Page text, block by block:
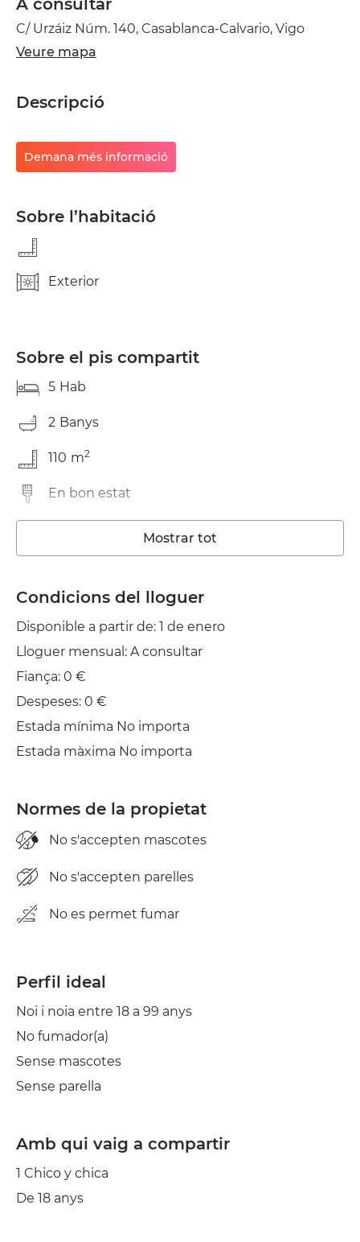
A consultar
C/ Urzáiz Núm. 140, Casablanca-Calvario, Vigo
Veure mapa
Descripció
Demana més informació
Sobre l’habitació
Exterior
Sobre el pis compartit
5 Hab
2 Banys
110 m2
En bon estat
Wifi
Planxa
Mostrar tot
Condicions del lloguer
Disponible a partir de: 1 de enero
Lloguer mensual: A consultar
Fiança: 0 €
Despeses: 0 €
Estada mínima No importa
Estada màxima No importa
Normes de la propietat
No s'accepten mascotes
No s'accepten parelles
No es permet fumar
Perfil ideal
Noi i noia entre 18 a 99 anys
No fumador(a)
Sense mascotes
Sense parella
Amb qui vaig a compartir
1 Chico y chica
De 18 anys